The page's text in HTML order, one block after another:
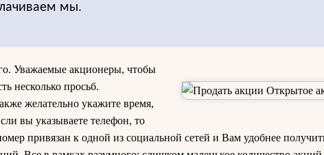
мы.
Уважаемые акционеры, чтобы
несколько просьб.
желательно укажите время,
вы указываете телефон, то
привязан к одной из социальной сетей и Вам удобнее